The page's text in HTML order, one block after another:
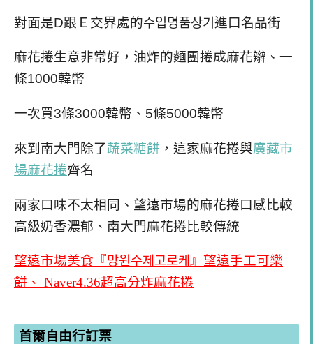
對面是D跟Ｅ交界處的수입명품상기進口名品街
麻花捲生意非常好，油炸的麵團捲成麻花辮、一
條1000韓幣
一次買3條3000韓幣、5條5000韓幣
來到南大門除了蔬菜糖餅 ，這家麻花捲與廣藏市
場麻花捲齊名
兩家口味不太相同、望遠市場的麻花捲口感比較
高級奶香濃郁、南大門麻花捲比較傳統
望遠市場美食『망원수제고로케』望遠手工可樂
餅、 Naver4.36超高分炸麻花捲
首爾自由行訂票